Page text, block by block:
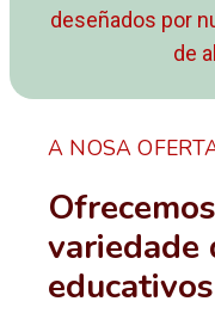
deseñados por
de
A NOSA
variedade
educativos